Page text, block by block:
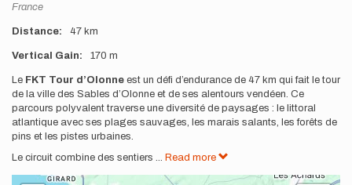
Location
France
Distance 47 km
Vertical Gain 170 m
Description
Le FKT Tour d’Olonne est un défi d’endurance de 47 km qui fait le tour
de la ville des Sables d’Olonne et de ses alentours vendéen. Ce
parcours polyvalent traverse une diversité de paysages : le littoral
atlantique avec ses plages sauvages, les marais salants, les forêts de
pins et les pistes urbaines.
Le circuit combine des sentiers ... Read more